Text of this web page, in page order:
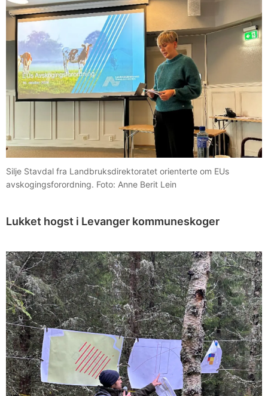
Silje Stavdal fra Landbruksdirektoratet orienterte om EUs
avskogingsforordning. Foto: Anne Berit Lein
Lukket hogst i Levanger kommuneskoger